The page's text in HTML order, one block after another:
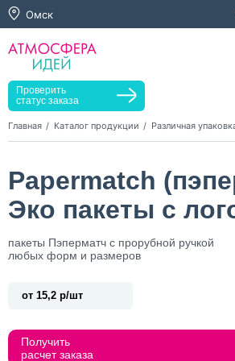
Омск
Проверить
статус заказа
Главная Каталог продукции Различная
Papermatch
Эко пакеты с
пакеты Пэперматч с прорубной ручкой
любых форм и размеров
от 15,2 р/шт
Получить
расчет заказа
Заказать
Оставьте заявку, мы свяжемся с
Заказать
обработку персональных данных и
конфиденциальности
Нажимая на кнопку, я даю согласие
Оставить